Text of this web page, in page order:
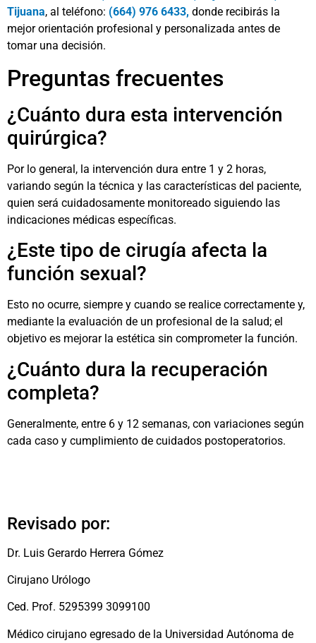
Tijuana, al teléfono: (664) 976 6433, donde recibirás la
mejor orientación profesional y personalizada antes de
tomar una decisión.
Preguntas frecuentes
¿Cuánto dura esta intervención
quirúrgica?
Por lo general, la intervención dura entre 1 y 2 horas,
variando según la técnica y las características del paciente,
quien será cuidadosamente monitoreado siguiendo las
indicaciones médicas específicas.
¿Este tipo de cirugía afecta la
función sexual?
Esto no ocurre, siempre y cuando se realice correctamente y,
mediante la evaluación de un profesional de la salud; el
objetivo es mejorar la estética sin comprometer la función.
¿Cuánto dura la recuperación
completa?
Generalmente, entre 6 y 12 semanas, con variaciones según
cada caso y cumplimiento de cuidados postoperatorios.
Revisado por:
Dr. Luis Gerardo Herrera Gómez
Cirujano Urólogo
Ced. Prof. 5295399 3099100
Médico cirujano egresado de la Universidad Autónoma de